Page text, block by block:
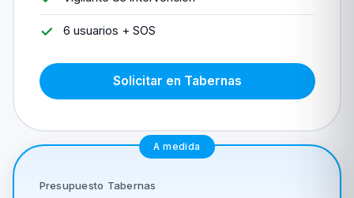
6 usuarios + SOS
Solicitar en Tabernas
A medida
Presupuesto Tabernas